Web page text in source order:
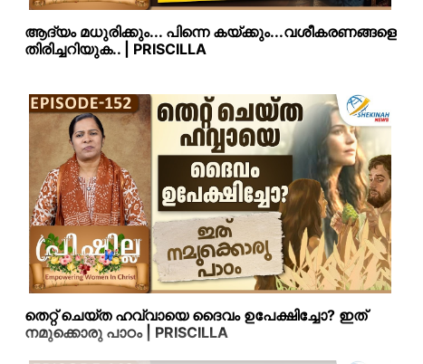
ആദ്യം മധുരിക്കും... പിന്നെ കയ്‌ക്കും...വശീകരണങ്ങളെ
തിരിച്ചറിയുക.. | PRISCILLA
തെറ്റ് ചെയ്ത ഹവ്വായെ ദൈവം ഉപേക്ഷിച്ചോ? ഇത്
നമുക്കൊരു പാഠം | PRISCILLA